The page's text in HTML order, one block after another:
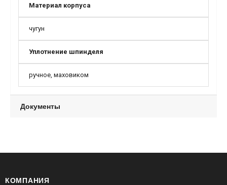
Материал корпуса
чугун
Уплотнение шпинделя
ручное, маховиком
Документы
КОМПАНИЯ